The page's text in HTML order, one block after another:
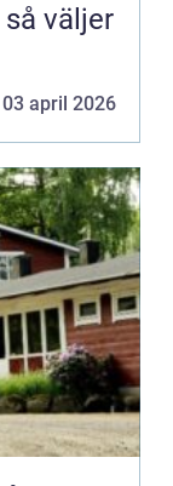
03 april 2026